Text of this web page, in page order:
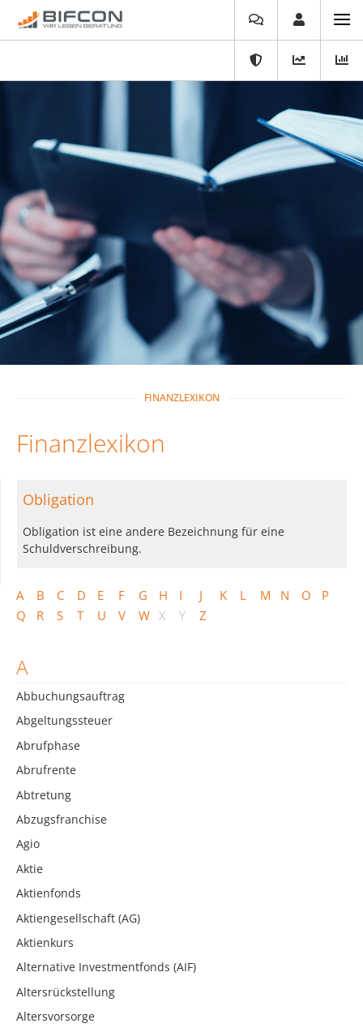
FINANZLEXIKON
Finanzlexikon
A B C D E F G H I J K L M N O
P
Q
R S T U V W X Y Z
A
Abbuchungsauftrag
Abgeltungssteuer
Abrufphase
Abrufrente
Abtretung
Abzugsfranchise
Agio
Aktie
Aktienfonds
Aktiengesellschaft (AG)
Aktienkurs
Alternative Investmentfonds (AIF)
Altersrückstellung
Altersvorsorge
Obligation
Obligation ist eine andere Bezeichnung für eine
Schuldverschreibung.